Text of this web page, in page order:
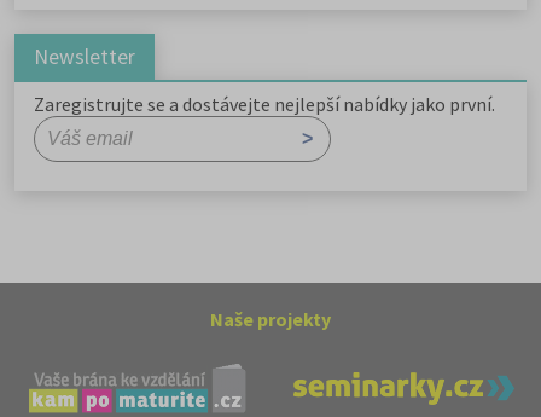
Newsletter
Zaregistrujte se a dostávejte nejlepší nabídky jako první.
Naše projekty